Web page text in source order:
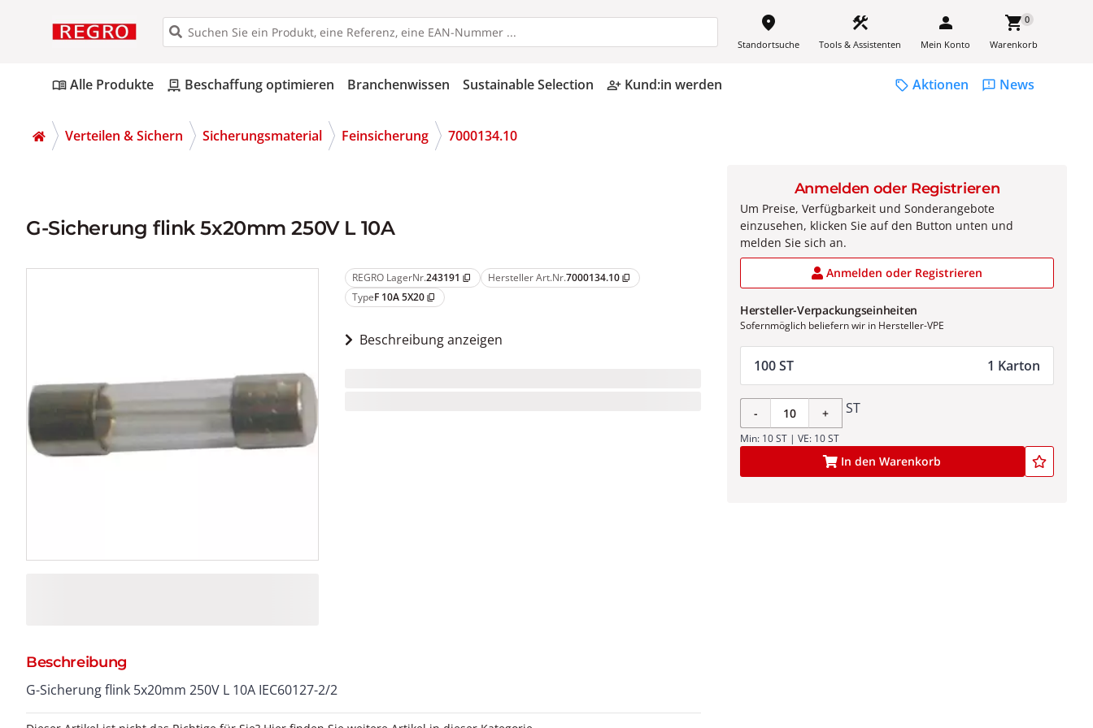
place
Standortsuche
construction
Tools & Assistenten
person
Mein Konto
shopping_cart0
Warenkorb
menu_bookAlle Produkte pallet Beschaffung optimieren Branchenwissen Sustainable Selection person_add_alt Kund:in werden sell Aktionen feedback News
Verteilen & Sichern Sicherungsmaterial Feinsicherung 7000134.10
G-Sicherung flink 5x20mm 250V L 10A
REGRO LagerNr.243191 content_copy Hersteller Art.Nr.7000134.10 content_copy
TypeF 10A 5X20 content_copy
Beschreibung anzeigen
Beschreibung
G-Sicherung flink 5x20mm 250V L 10A IEC60127-2/2
Anmelden oder Registrieren
Um Preise, Verfügbarkeit und Sonderangebote
einzusehen, klicken Sie auf den Button unten und
melden Sie sich an.
Anmelden oder Registrieren
Hersteller-Verpackungseinheiten
Sofernmöglich beliefern wir in Hersteller-VPE
100 ST 1 Karton
- + ST
Min: 10 ST | VE: 10 ST
In den Warenkorb